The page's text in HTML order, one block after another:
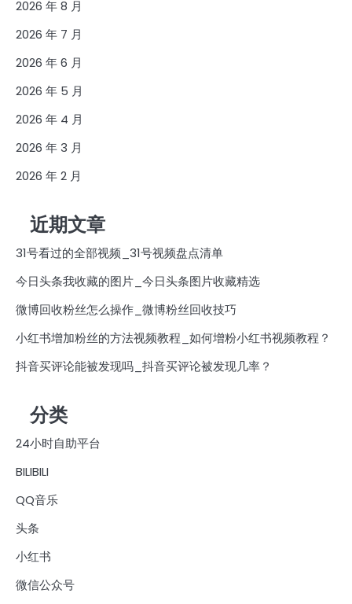
2026 年 8 月
2026 年 7 月
2026 年 6 月
2026 年 5 月
2026 年 4 月
2026 年 3 月
2026 年 2 月
近期文章
31号看过的全部视频_31号视频盘点清单
今日头条我收藏的图片_今日头条图片收藏精选
微博回收粉丝怎么操作_微博粉丝回收技巧
小红书增加粉丝的方法视频教程_如何增粉小红书视频教程？
抖音买评论能被发现吗_抖音买评论被发现几率？
分类
24小时自助平台
BILIBILI
QQ音乐
头条
小红书
微信公众号